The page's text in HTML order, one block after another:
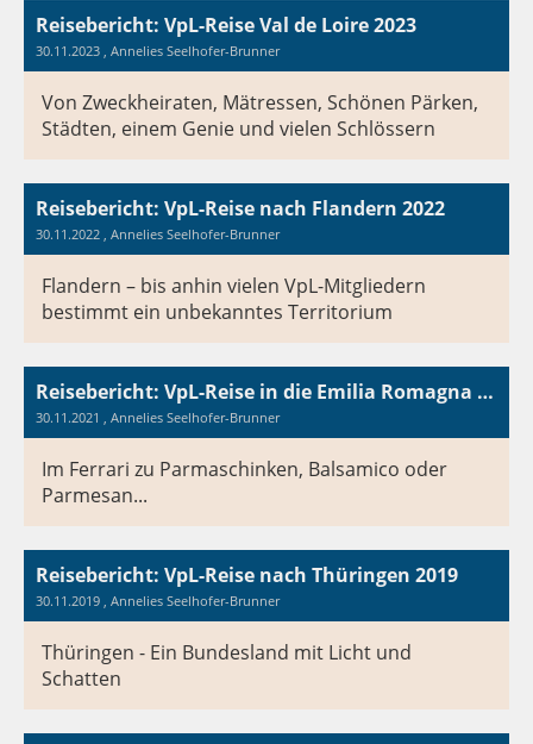
Reisebericht: VpL-Reise Val de Loire 2023
30.11.2023 , Annelies Seelhofer-Brunner
Von Zweckheiraten, Mätressen, Schönen Pärken,
Städten, einem Genie und vielen Schlössern
Reisebericht: VpL-Reise nach Flandern 2022
30.11.2022 , Annelies Seelhofer-Brunner
Flandern – bis anhin vielen VpL-Mitgliedern
bestimmt ein unbekanntes Territorium
Reisebericht: VpL-Reise in die Emilia Romagna 2021
30.11.2021 , Annelies Seelhofer-Brunner
Im Ferrari zu Parmaschinken, Balsamico oder
Parmesan...
Reisebericht: VpL-Reise nach Thüringen 2019
30.11.2019 , Annelies Seelhofer-Brunner
Thüringen - Ein Bundesland mit Licht und
Schatten